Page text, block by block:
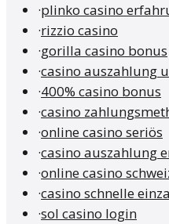
·plinko casino
·rizzio casino
·gorilla casino bonus
·casino auszahlung
·400% casino bonus
·casino
·online casino seriös
·casino auszahlung
·online casino
·casino schnelle
·sol casino login